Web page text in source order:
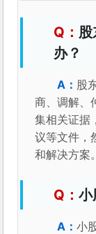
办？
股
商、调解、
集相关证据
议等文件，
和解决方案。
小
小